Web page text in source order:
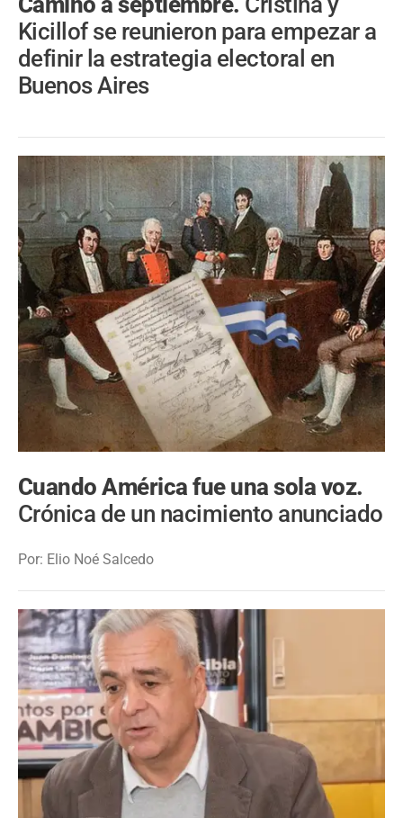
Kicillof se reunieron para empezar a
definir la estrategia electoral en
Buenos Aires
Cuando América fue una sola voz.
Crónica de un nacimiento anunciado
Por: Elio Noé Salcedo